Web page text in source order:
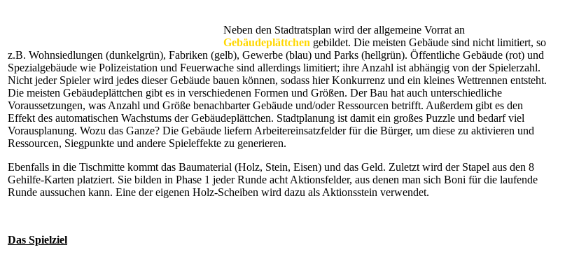
Neben den Stadtratsplan wird der allgemeine Vorrat an
Gebäudeplättchen gebildet. Die meisten Gebäude sind nicht limitiert, so
z.B. Wohnsiedlungen (dunkelgrün), Fabriken (gelb), Gewerbe (blau) und Parks (hellgrün). Öffentliche Gebäude (rot) und
Spezialgebäude wie Polizeistation und Feuerwache sind allerdings limitiert; ihre Anzahl ist abhängig von der Spielerzahl.
Nicht jeder Spieler wird jedes dieser Gebäude bauen können, sodass hier Konkurrenz und ein kleines Wettrennen entsteht.
Die meisten Gebäudeplättchen gibt es in verschiedenen Formen und Größen. Der Bau hat auch unterschiedliche
Voraussetzungen, was Anzahl und Größe benachbarter Gebäude und/oder Ressourcen betrifft. Außerdem gibt es den
Effekt des automatischen Wachstums der Gebäudeplättchen. Stadtplanung ist damit ein großes Puzzle und bedarf viel
Vorausplanung. Wozu das Ganze? Die Gebäude liefern Arbeitereinsatzfelder für die Bürger, um diese zu aktivieren und
Ressourcen, Siegpunkte und andere Spieleffekte zu generieren.
Ebenfalls in die Tischmitte kommt das Baumaterial (Holz, Stein, Eisen) und das Geld. Zuletzt wird der Stapel aus den 8
Gehilfe-Karten platziert. Sie bilden in Phase 1 jeder Runde acht Aktionsfelder, aus denen man sich Boni für die laufende
Runde aussuchen kann. Eine der eigenen Holz-Scheiben wird dazu als Aktionsstein verwendet.
Das Spielziel